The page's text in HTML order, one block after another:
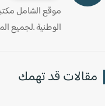
موقع الشامل مكتبة
الوطنية .لجميع
قد تهمك